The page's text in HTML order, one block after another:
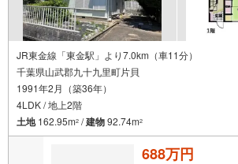
JR東金線「東金駅」より7.0km（車11分）
千葉県山武郡九十九里町片貝
1991年2月（築36年）
4LDK / 地上2階
土地162.95m2 /建物92.74m2
688万円